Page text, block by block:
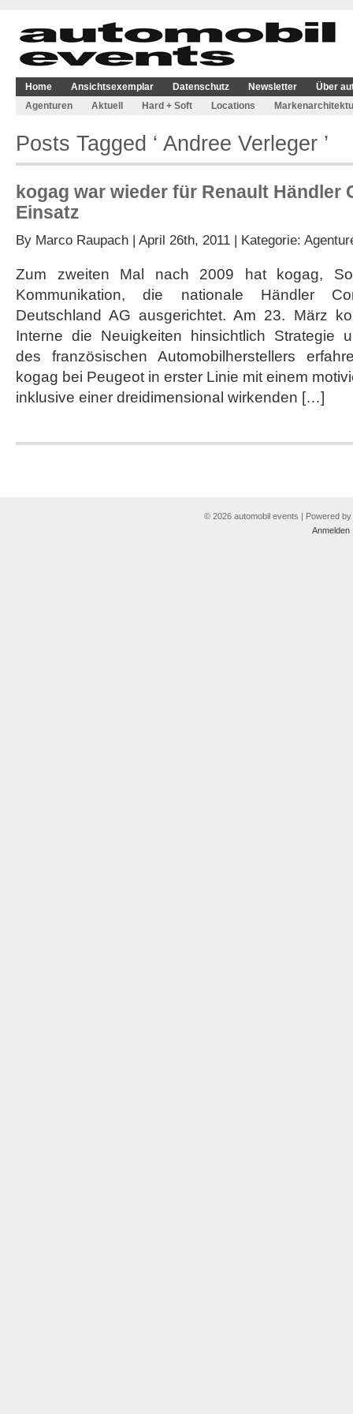
Home Ansichtsexemplar Datenschutz Newsletter
Über
Agenturen
Aktuell Hard + Soft Locations
Posts Tagged ‘ Andree Verleger ’
kogag war wieder für Renault Händler
Einsatz
By Marco Raupach | April 26th, 2011 | Kategorie:
Zum zweiten Mal nach 2009 hat kogag,
Kommunikation, die nationale Händler
Deutschland AG ausgerichtet. Am 23. März
Interne die Neuigkeiten hinsichtlich Strategie
des französischen Automobilherstellers
kogag bei Peugeot in erster Linie mit einem
inklusive einer dreidimensional wirkenden […]
© 2026 automobil events | Powered by
Anmelden|